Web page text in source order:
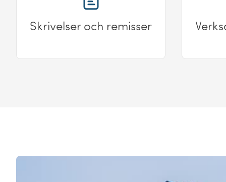
Skrivelser och remisser